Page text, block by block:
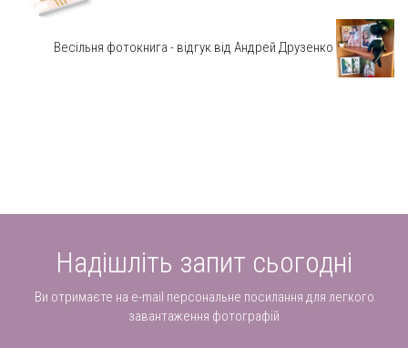
Весільня фотокнига - відгук від Андрей Друзенко
Надішліть запит сьогодні
Ви отримаєте на e-mail персональне посилання для легкого
завантаження фотографій